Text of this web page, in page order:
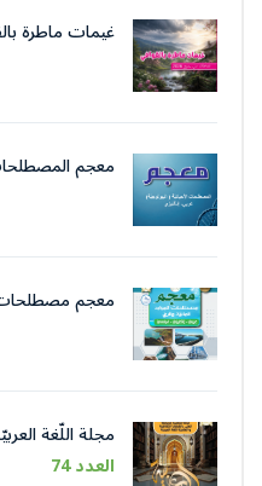
غيمات ماطرة
معجم
معجم مصطلحات
مجلة اللّغة
العدد 74